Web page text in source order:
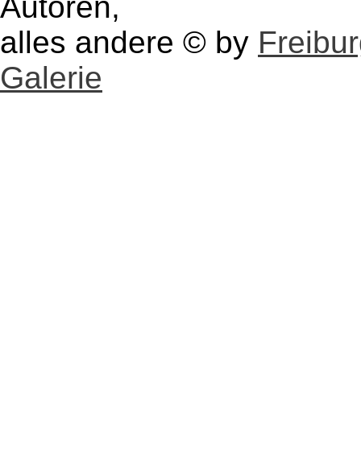
Autoren,
alles andere © by
Galerie